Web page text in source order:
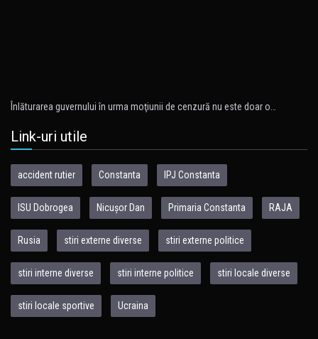
Înlăturarea guvernului în urma moţiunii de cenzură nu este doar o…
Link-uri utile
accident rutier Constanta IPJ Constanta
ISU Dobrogea Nicușor Dan Primaria Constanta RAJA
Rusia stiri externe diverse stiri externe politice
stiri interne diverse stiri interne politice stiri locale diverse
stiri locale sportive Ucraina